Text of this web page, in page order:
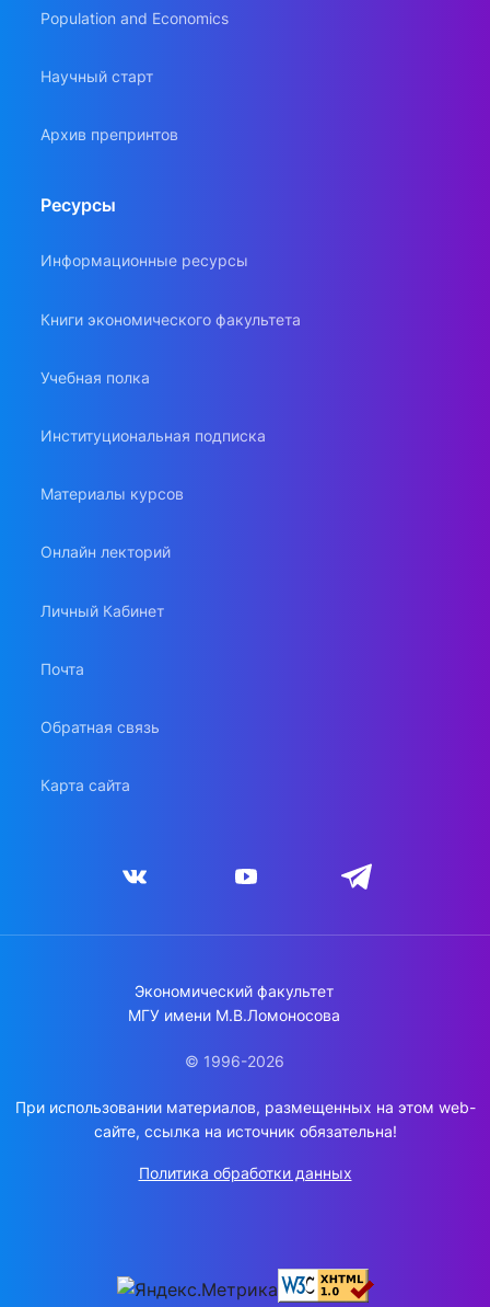
Population and Economics
Научный старт
Архив препринтов
Ресурсы
Информационные ресурсы
Книги экономического факультета
Учебная полка
Институциональная подписка
Материалы курсов
Онлайн лекторий
Личный Кабинет
Почта
Обратная связь
Карта сайта
Экономический факультет
МГУ имени М.В.Ломоносова
© 1996-2026
При использовании материалов, размещенных на этом web-
сайте, ссылка на источник обязательна!
Политика обработки данных